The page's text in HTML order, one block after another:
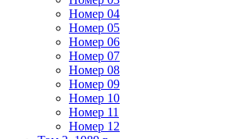
Номер 04
Номер 05
Номер 06
Номер 07
Номер 08
Номер 09
Номер 10
Номер 11
Номер 12